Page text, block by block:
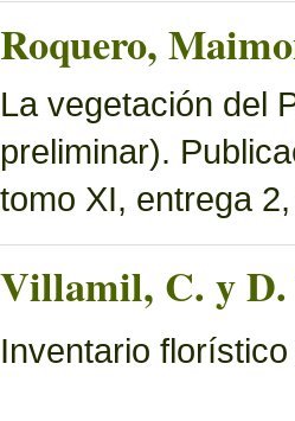
Roquero,
La vegetación del
preliminar).
tomo XI, entrega
Villamil, C. y D.
Inventario